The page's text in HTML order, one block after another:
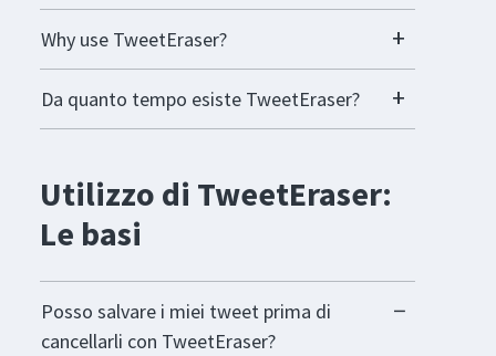
Why use TweetEraser?
Da quanto tempo esiste TweetEraser?
Utilizzo di TweetEraser:
Le basi
Posso salvare i miei tweet prima di
cancellarli con TweetEraser?